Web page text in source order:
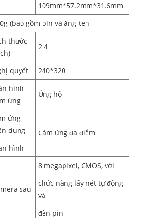
109mm*57.2mm*31.6mm
(bao gồm pin và ăng-ten
thước
2.4
quyết
240*320
hình
ứng
Ủng hộ
ứng
dung
Cảm ứng đa điểm
hình
sau
8 megapixel, CMOS, với
chức năng lấy nét tự động
và
đèn pin